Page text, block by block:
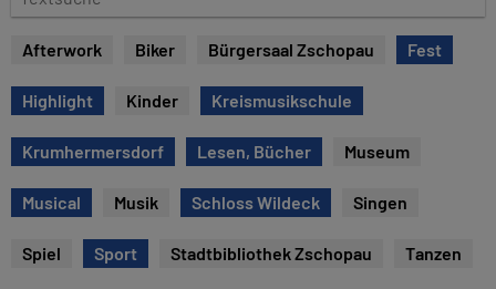
e
s
u
c
e
Afterwork Biker Bürgersaal Zschopau Fest
Highlight Kinder Kreismusikschule
Krumhermersdorf Lesen, Bücher Museum
Musical Musik Schloss Wildeck Singen
Spiel Sport Stadtbibliothek Zschopau Tanzen